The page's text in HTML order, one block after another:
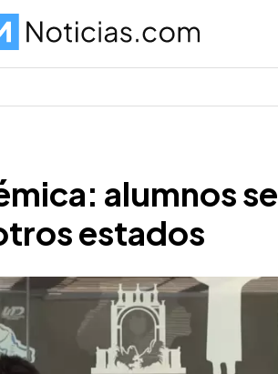
alumnos se
estados